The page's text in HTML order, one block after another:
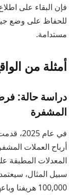
فإن البقاء على
للحفاظ على وضع
مستدامة.
أمثلة من
دراسة حالة:
المشفرة
أرباح العملات
المعدلات المطبقة
سبيل المثال،